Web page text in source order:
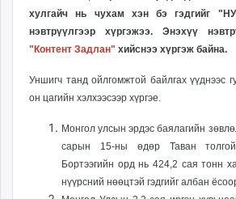
unuudur.mn
isee.mn
mglradio.com
fact.mn
itoim.mn
shuum.mn
mass.mn
хулгайч нь чухам хэн бэ гэдгийг
нэвтрүүлгээр хүргэжээ. Энэхүү
"Контент Задлан" хийснээ хүргэж байна.
Уншигч танд ойлгомжтой байлгах үүднээс
он цагийн хэлхээсээр хүргэе.
Монгол улсын эрдэс баялагийн
сарын 15-ны өдөр Таван
Бортээгийн орд нь 424,2 сая тонн
нүүрсний нөөцтэй гэдгийг албан